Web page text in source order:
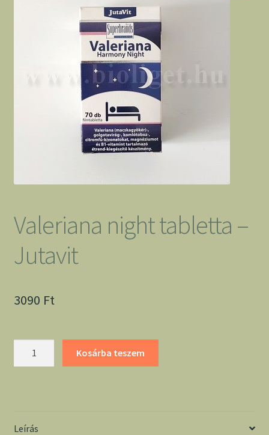
Valeriana night tabletta –
Jutavit
3090 Ft
Kosárba teszem
Leírás